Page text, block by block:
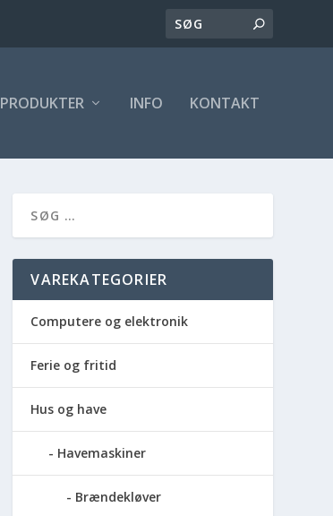
PRODUKTER INFO KONTAKT
VAREKATEGORIER
Computere og elektronik
Ferie og fritid
Hus og have
Havemaskiner
Brændekløver